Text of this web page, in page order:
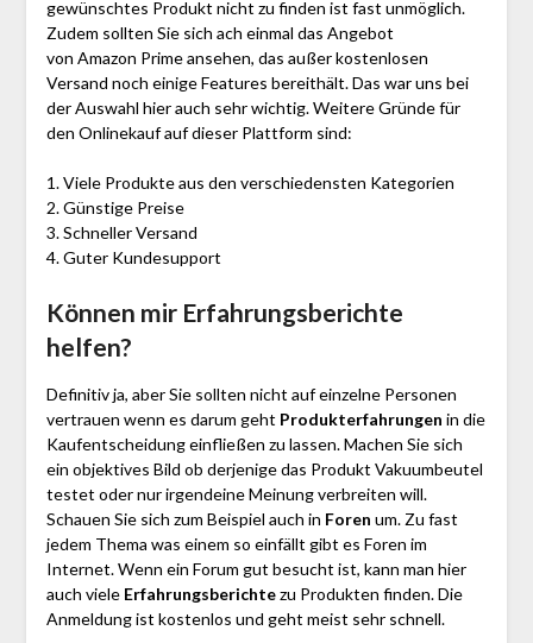
gewünschtes Produkt nicht zu finden ist fast unmöglich.
Zudem sollten Sie sich ach einmal das Angebot
von Amazon Prime ansehen, das außer kostenlosen
Versand noch einige Features bereithält. Das war uns bei
der Auswahl hier auch sehr wichtig. Weitere Gründe für
den Onlinekauf auf dieser Plattform sind:
1. Viele Produkte aus den verschiedensten Kategorien
2. Günstige Preise
3. Schneller Versand
4. Guter Kundesupport
Können mir Erfahrungsberichte
helfen?
Definitiv ja, aber Sie sollten nicht auf einzelne Personen
vertrauen wenn es darum geht Produkterfahrungen in die
Kaufentscheidung einfließen zu lassen. Machen Sie sich
ein objektives Bild ob derjenige das Produkt Vakuumbeutel
testet oder nur irgendeine Meinung verbreiten will.
Schauen Sie sich zum Beispiel auch in Foren um. Zu fast
jedem Thema was einem so einfällt gibt es Foren im
Internet. Wenn ein Forum gut besucht ist, kann man hier
auch viele Erfahrungsberichtezu Produkten finden. Die
Anmeldung ist kostenlos und geht meist sehr schnell.